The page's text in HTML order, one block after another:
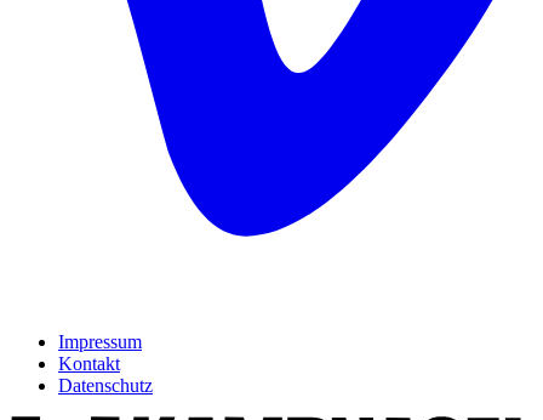
Impressum
Kontakt
Datenschutz